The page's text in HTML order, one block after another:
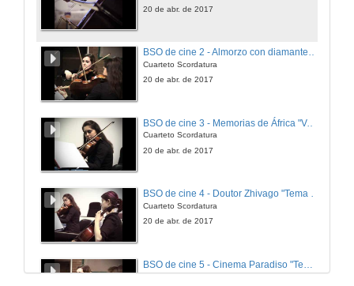
20 de abr. de 2017
BSO de cine 2 - Almorzo con diamantes "Moon river"
Cuarteto Scordatura
20 de abr. de 2017
BSO de cine 3 - Memorias de África "Volando sobre África"
Cuarteto Scordatura
20 de abr. de 2017
BSO de cine 4 - Doutor Zhivago "Tema de Lara"
Cuarteto Scordatura
20 de abr. de 2017
Cuarteto Scordatura